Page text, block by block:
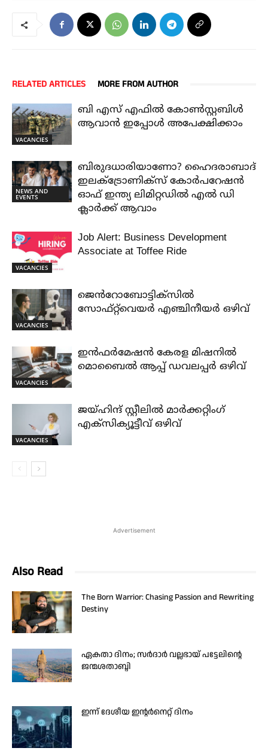
RELATED ARTICLES MORE FROM AUTHOR
VACANCIES
ബി എസ് എഫിൽ കോൺസ്റ്റബിൾ
ആവാൻ ഇപ്പോൾ അപേക്ഷിക്കാം
NEWS AND
EVENTS
ബിരുദധാരിയാണോ? ഹൈദരാബാദ്
ഇലക്ട്രോണിക്സ് കോർപറേഷൻ
ഓഫ് ഇന്ത്യ ലിമിറ്റഡിൽ എൽ ഡി
ക്ലാർക്ക് ആവാം
VACANCIES
Job Alert: Business Development
Associate at Toffee Ride
VACANCIES
ജെൻറോബോട്ടിക്സിൽ
സോഫ്റ്റ്‌വെയർ എഞ്ചിനീയർ ഒഴിവ്
VACANCIES
ഇൻഫർമേഷൻ കേരള മിഷനിൽ
മൊബൈൽ ആപ്പ് ഡവലപ്പർ ഒഴിവ്
VACANCIES
ജയ്‌ഹിന്ദ്‌ സ്റ്റീലിൽ മാർക്കറ്റിംഗ്
എക്സിക്യൂട്ടീവ് ഒഴിവ്
Advertisement
Also Read
The Born Warrior: Chasing Passion and Rewriting
Destiny
ഏകതാ ദിനം; സർദാർ വല്ലഭായ് പട്ടേലിന്റെ
ജന്മശതാബ്ദി
ഇന്ന് ദേശീയ ഇന്റർനെറ്റ് ദിനം